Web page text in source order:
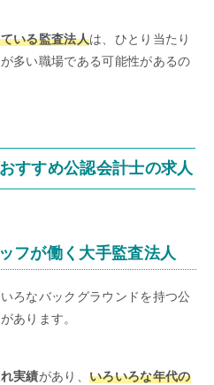
いる監査法人は、ひとり当たり
多い職場である可能性があるの
すすめ公認会計士の求人
フが働く大手監査法人
ろなバックグラウンドを持つ公
あります。
実績があり、いろいろな年代の